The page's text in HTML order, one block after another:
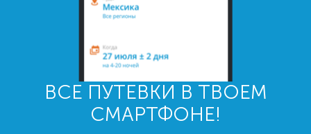
ВСЕ ПУТЕВКИ В ТВОЕМ
СМАРТФОНЕ!